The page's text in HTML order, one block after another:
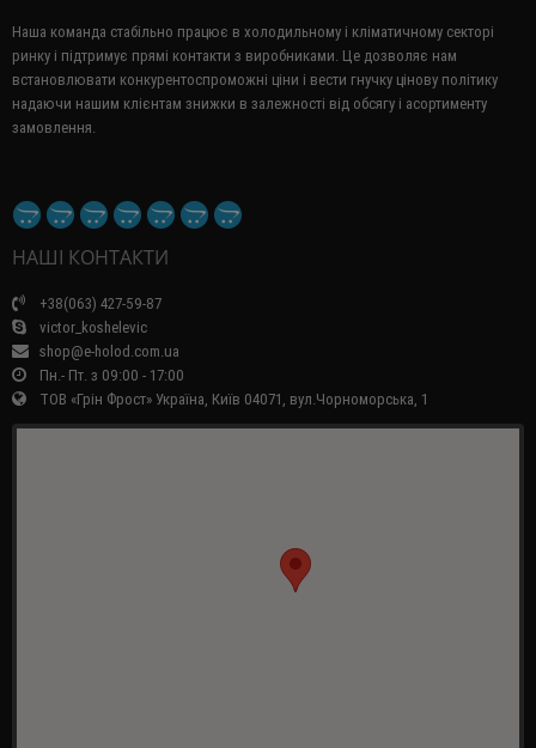
Наша команда стабільно працює в холодильному і кліматичному секторі
ринку і підтримує прямі контакти з виробниками. Це дозволяє нам
встановлювати конкурентоспроможні ціни і вести гнучку цінову політику
надаючи нашим клієнтам знижки в залежності від обсягу і асортименту
замовлення.
НАШІ КОНТАКТИ
+38(063) 427-59-87
victor_koshelevic
shop@e-holod.com.ua
Пн.- Пт. з 09:00 - 17:00
ТОВ «Грін Фрост» Україна, Київ 04071, вул.Чорноморська, 1